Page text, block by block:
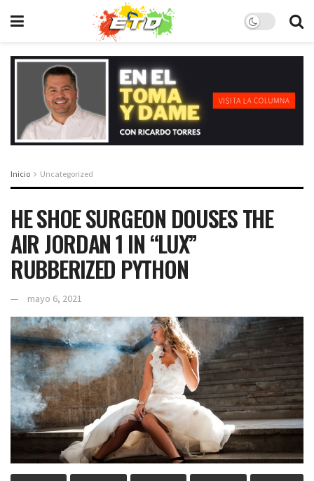
Inicio Uncategorized
HE SHOE SURGEON DOUSES THE
AIR JORDAN 1 IN “LUX”
RUBBERIZED PYTHON
mayo 6, 2021